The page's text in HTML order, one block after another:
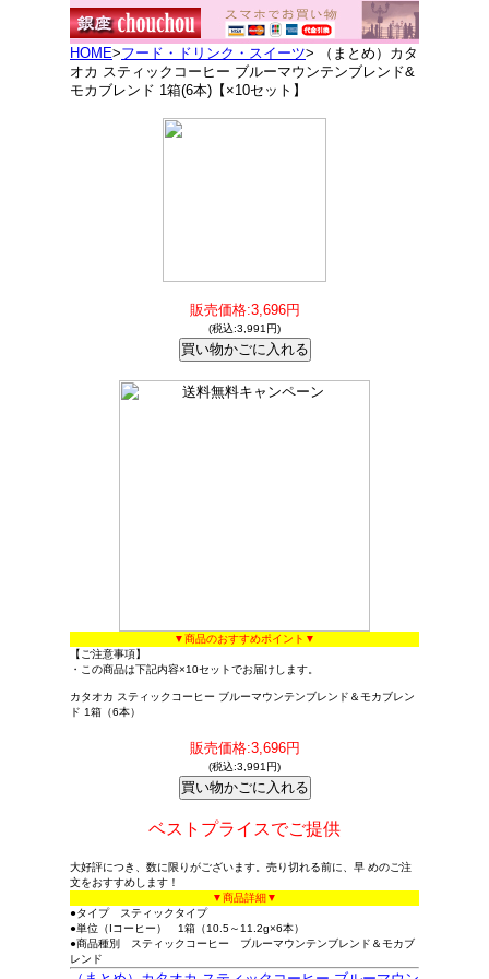
HOME>フード・ドリンク・スイーツ> （まとめ）カタ
オカ スティックコーヒー ブルーマウンテンブレンド&
モカブレンド 1箱(6本)【×10セット】
販売価格:3,696円
(税込:3,991円)
▼商品のおすすめポイント▼
【ご注意事項】
・この商品は下記内容×10セットでお届けします。
カタオカ スティックコーヒー ブルーマウンテンブレンド＆モカブレン
ド 1箱（6本）
販売価格:3,696円
(税込:3,991円)
ベストプライスでご提供
大好評につき、数に限りがございます。売り切れる前に、早 めのご注
文をおすすめします！
▼商品詳細▼
●タイプ スティックタイプ
●単位（Iコーヒー） 1箱（10.5～11.2g×6本）
●商品種別 スティックコーヒー ブルーマウンテンブレンド＆モカブ
レンド